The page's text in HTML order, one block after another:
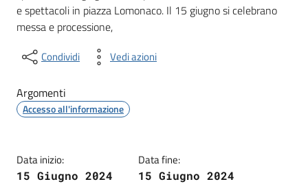
e spettacoli in piazza Lomonaco. Il 15 giugno si celebrano
messa e processione,
Condividi Vedi azioni
Argomenti
Accesso all'informazione
Data inizio:
15 Giugno 2024
Data fine:
15 Giugno 2024